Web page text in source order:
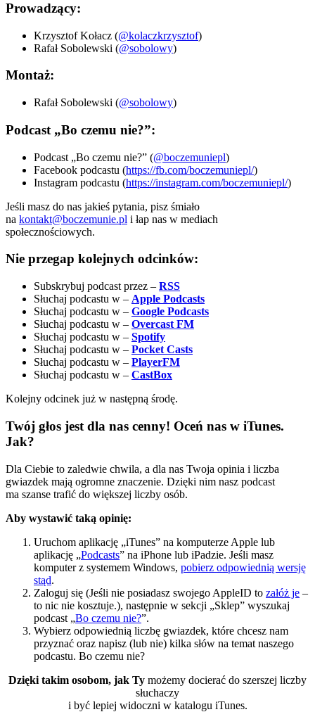
Prowadzący:
Krzysztof Kołacz (@kolaczkrzysztof)
Rafał Sobolewski (@sobolowy)
Montaż:
Rafał Sobolewski (@sobolowy)
Podcast „Bo czemu nie?”:
Podcast „Bo czemu nie?” (@boczemuniepl)
Facebook podcastu (https://fb.com/boczemuniepl/)
Instagram podcastu (https://instagram.com/boczemuniepl/)
Jeśli masz do nas jakieś pytania, pisz śmiało
na kontakt@boczemunie.pl i łap nas w mediach
społecznościowych.
Nie przegap kolejnych odcinków:
Subskrybuj podcast przez – RSS
Słuchaj podcastu w – Apple Podcasts
Słuchaj podcastu w – Google Podcasts
Słuchaj podcastu w – Overcast FM
Słuchaj podcastu w – Spotify
Słuchaj podcastu w – Pocket Casts
Słuchaj podcastu w – PlayerFM
Słuchaj podcastu w – CastBox
Kolejny odcinek już w następną środę.
Twój głos jest dla nas cenny! Oceń nas w iTunes.
Jak?
Dla Ciebie to zaledwie chwila, a dla nas Twoja opinia i liczba
gwiazdek mają ogromne znaczenie. Dzięki nim nasz podcast
ma szanse trafić do większej liczby osób.
Aby wystawić taką opinię:
Uruchom aplikację „iTunes” na komputerze Apple lub
aplikację „Podcasts” na iPhone lub iPadzie. Jeśli masz
komputer z systemem Windows, pobierz odpowiednią wersję
stąd.
Zaloguj się (Jeśli nie posiadasz swojego AppleID to załóż je –
to nic nie kosztuje.), następnie w sekcji „Sklep” wyszukaj
podcast „Bo czemu nie?”.
Wybierz odpowiednią liczbę gwiazdek, które chcesz nam
przyznać oraz napisz (lub nie) kilka słów na temat naszego
podcastu. Bo czemu nie?
Dzięki takim osobom, jak Ty możemy docierać do szerszej liczby
słuchaczy
i być lepiej widoczni w katalogu iTunes.